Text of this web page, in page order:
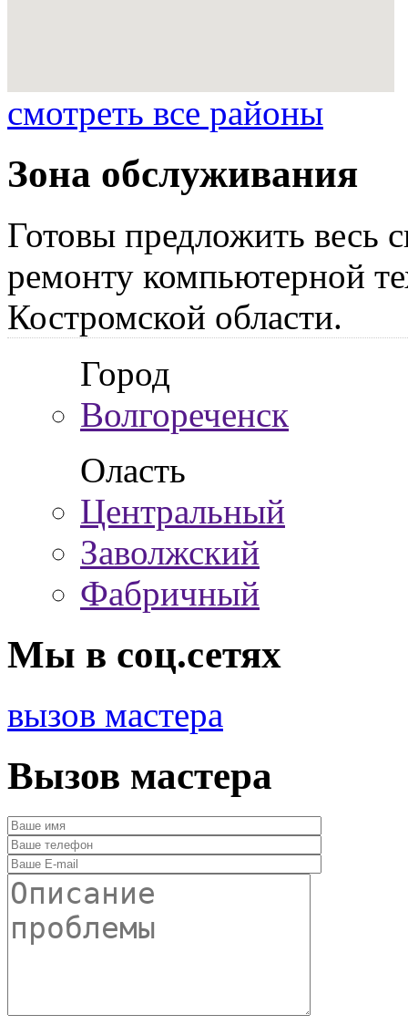
смотреть все районы
Зона обслуживания
Готовы предложить весь
ремонту компьютерной
Костромской области.
Город
Волгореченск
Оласть
Центральный
Заволжский
Фабричный
Мы в соц.сетях
вызов мастера
Вызов мастера